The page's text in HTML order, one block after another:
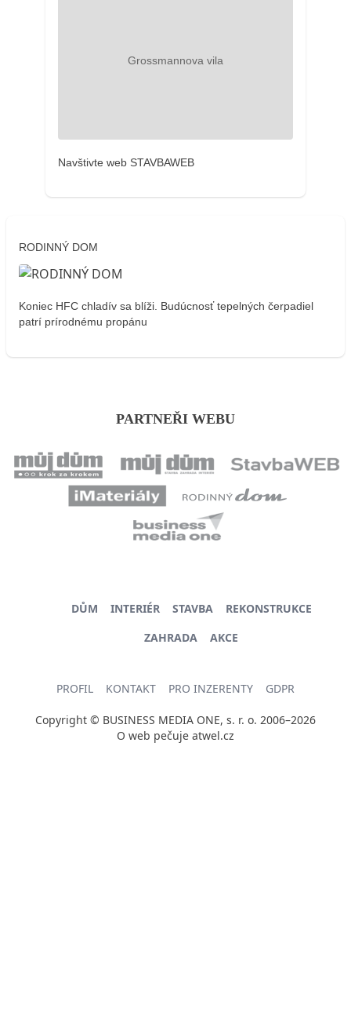
Navštivte web STAVBAWEB
RODINNÝ DOM
Koniec HFC chladív sa blíži. Budúcnosť tepelných čerpadiel
patrí prírodnému propánu
PARTNEŘI WEBU
DŮM INTERIÉR STAVBA
REKONSTRUKCE
ZAHRADA
AKCE
PROFIL KONTAKT PRO INZERENTY GDPR
Copyright © BUSINESS MEDIA ONE, s. r. o. 2006–2026